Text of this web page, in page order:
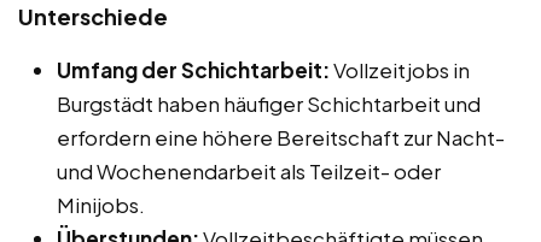
Unterschiede
Umfang der Schichtarbeit:Vollzeitjobs in
Burgstädt haben häufiger Schichtarbeit und
erfordern eine höhere Bereitschaft zur Nacht-
und Wochenendarbeit als Teilzeit- oder
Minijobs.